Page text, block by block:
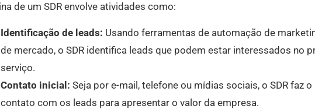
de um SDR envolve atividades como:
Identificação de leads: Usando ferramentas de automação de
de mercado, o SDR identifica leads que podem estar interessados no
serviço.
Contato inicial: Seja por e-mail, telefone ou mídias sociais, o SDR faz
contato com os leads para apresentar o valor da empresa.